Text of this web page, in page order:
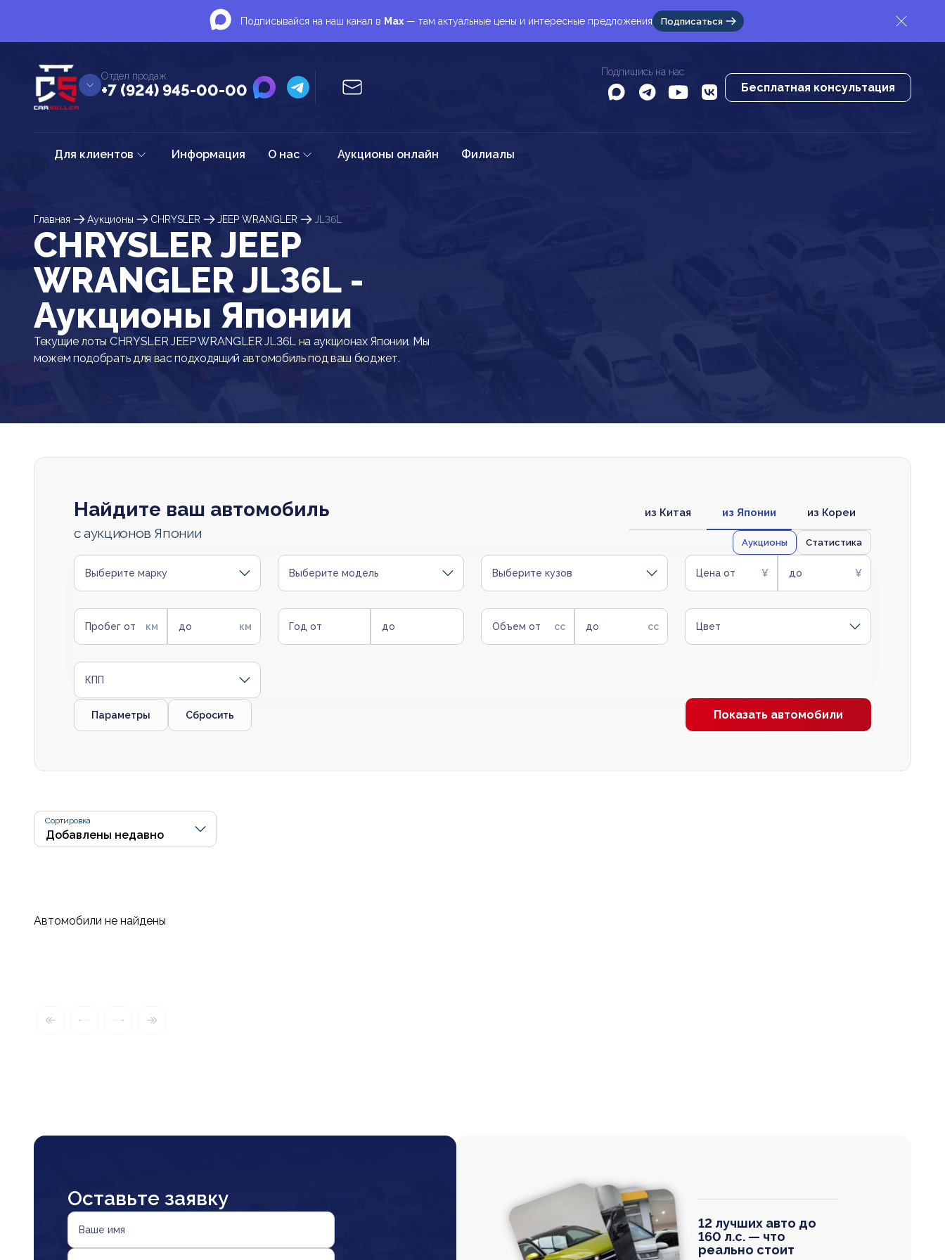
Подписывайся на наш канал в Max — там актуальные цены и интересные предложения Подписаться
Отдел продаж
+7 (924) 945-00-00
Подпишись на нас
Бесплатная консультация
Для клиентов Информация О нас Аукционы онлайн Филиалы
Главная Аукционы CHRYSLER JEEP WRANGLER JL36L
CHRYSLER JEEP
WRANGLER JL36L -
Аукционы Японии
Текущие лоты CHRYSLER JEEP WRANGLER JL36L на аукционах Японии. Мы
можем подобрать для вас подходящий автомобиль под ваш бюджет.
Найдите ваш автомобиль
с аукционов Японии
из Китая из Японии из Кореи
Аукционы Статистика
Выберите марку Выберите модель Выберите кузов Цена от до
Пробег от до Год от до Объем от до Цвет
КПП
Параметры Сбросить Показать автомобили
Сортировка
Автомобили не найдены
Оставьте заявку
Ваше имя
12 лучших авто до
160 л.с. — что
реально стоит